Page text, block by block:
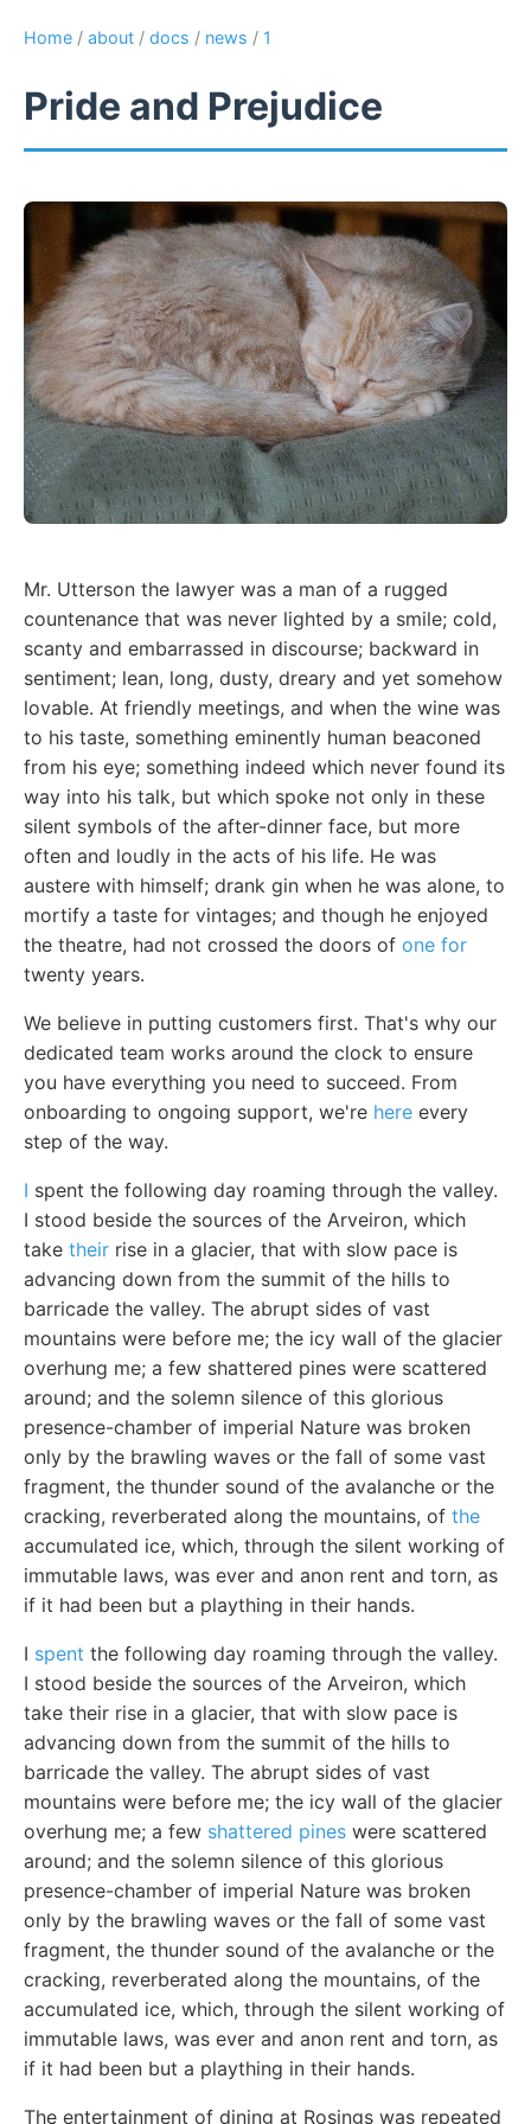
Home / about / docs / news / 1
Pride and Prejudice
Mr. Utterson the lawyer was a man of a rugged
countenance that was never lighted by a smile; cold,
scanty and embarrassed in discourse; backward in
sentiment; lean, long, dusty, dreary and yet somehow
lovable. At friendly meetings, and when the wine was
to his taste, something eminently human beaconed
from his eye; something indeed which never found its
way into his talk, but which spoke not only in these
silent symbols of the after-dinner face, but more
often and loudly in the acts of his life. He was
austere with himself; drank gin when he was alone, to
mortify a taste for vintages; and though he enjoyed
the theatre, had not crossed the doors of one for
twenty years.
We believe in putting customers first. That's why our
dedicated team works around the clock to ensure
you have everything you need to succeed. From
onboarding to ongoing support, we're here every
step of the way.
I spent the following day roaming through the valley.
I stood beside the sources of the Arveiron, which
take their rise in a glacier, that with slow pace is
advancing down from the summit of the hills to
barricade the valley. The abrupt sides of vast
mountains were before me; the icy wall of the glacier
overhung me; a few shattered pines were scattered
around; and the solemn silence of this glorious
presence-chamber of imperial Nature was broken
only by the brawling waves or the fall of some vast
fragment, the thunder sound of the avalanche or the
cracking, reverberated along the mountains, of the
accumulated ice, which, through the silent working of
immutable laws, was ever and anon rent and torn, as
if it had been but a plaything in their hands.
I spent the following day roaming through the valley.
I stood beside the sources of the Arveiron, which
take their rise in a glacier, that with slow pace is
advancing down from the summit of the hills to
barricade the valley. The abrupt sides of vast
mountains were before me; the icy wall of the glacier
overhung me; a few shattered pines were scattered
around; and the solemn silence of this glorious
presence-chamber of imperial Nature was broken
only by the brawling waves or the fall of some vast
fragment, the thunder sound of the avalanche or the
cracking, reverberated along the mountains, of the
accumulated ice, which, through the silent working of
immutable laws, was ever and anon rent and torn, as
if it had been but a plaything in their hands.
The entertainment of dining at Rosings was repeated